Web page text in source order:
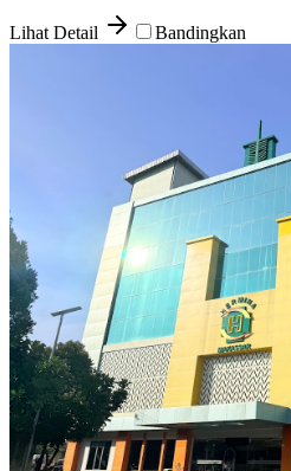
Lihat Detail Bandingkan